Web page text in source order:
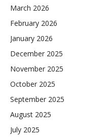
March 2026
February 2026
January 2026
December 2025
November 2025
October 2025
September 2025
August 2025
July 2025